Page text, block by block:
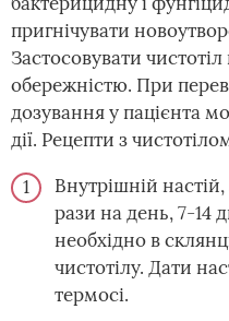
пригнічувати
Застосовувати
обережністю. При
дозування у пацієнта
дії. Рецепти з
Внутрішній
рази на день, 7-14
необхідно в
чистотілу. Дати
термосі.